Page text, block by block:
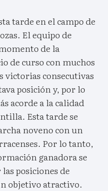
tarde en el campo de
El equipo de
de la
de curso con muchos
victorias consecutivas
posición y, por lo
acorde a la calidad
Esta tarde se
noveno con un
Por lo tanto,
ganadora se
posiciones de
objetivo atractivo.